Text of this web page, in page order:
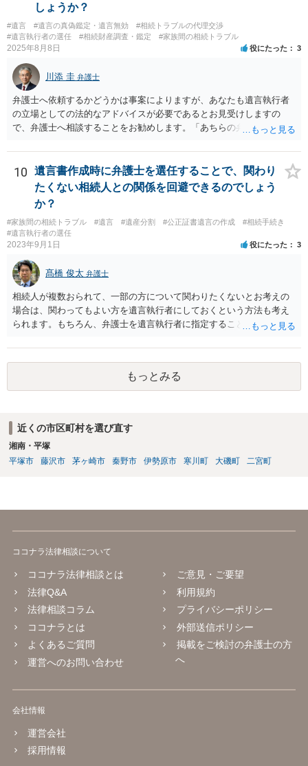
しょうか？
#遺言 #遺言の真偽鑑定・遺言無効
#相続トラブルの代理交渉
#遺言執行者の選任
#相続財産調査・鑑定 #家族間の相続トラブル
2025年8月8日 役にたった 3
川添 圭 弁護士
弁護士へ依頼するかどうかは事案によりますが、あなたも遺言執行者
の立場としての法的なアドバイスが必要であるとお見受けしますの
で、弁護士へ相談することをお勧めします。「あちらの弁護士」（元
誘導しかしてこないと思います。
10
遺言書作成時に弁護士を選任することで、関わり
たくない相続人との関係を回避できるのでしょう
か？
#家族間の相続トラブル #遺言 #遺産分割 #公正証書遺言の作成
#相続手続き
#遺言執行者の選任
2023年9月1日 役にたった 3
髙橋 俊太 弁護士
相続人が複数おられて、一部の方について関わりたくないとお考えの
場合は、関わってもよい方を遺言執行者にしておくという方法も考え
られます。もちろん、弁護士を遺言執行者に指定することもできます
方に再委任の権限を付与しておくという方法もあります。 一度、弁護
士に直接ご相談されることをお勧めいたします。
もっとみる
近くの市区町村を選び直す
湘南・平塚
平塚市
藤沢市 茅ヶ崎市 秦野市 伊勢原市 寒川町 大磯町 二宮町
ココナラ法律相談について
ココナラ法律相談とは
法律Q&A
法律相談コラム
ココナラとは
よくあるご質問
運営へのお問い合わせ
ご意見・ご要望
利用規約
プライバシーポリシー
外部送信ポリシー
掲載をご検討の弁護士の方
へ
会社情報
運営会社
採用情報